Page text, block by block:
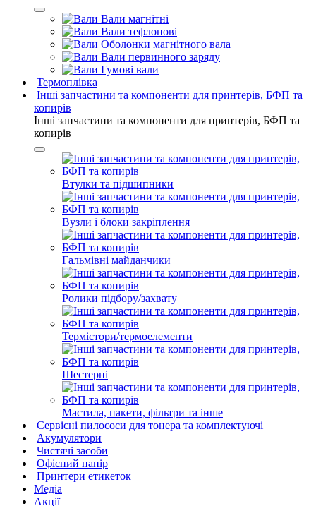
Вали магнітні
Вали тефлонові
Оболонки магнітного вала
Вали первинного заряду
Гумові вали
Термоплівка
Інші запчастини та компоненти для принтерів, БФП та
копирів
Інші запчастини та компоненти для принтерів, БФП та
копирів
Втулки та підшипники
Вузли і блоки закріплення
Гальмівні майданчики
Ролики підбору/захвату
Термістори/термоелементи
Шестерні
Мастила, пакети, фільтри та інше
Сервісні пилососи для тонера та комплектуючі
Акумулятори
Чистячі засоби
Офісний папір
Принтери етикеток
Медіа
Акції